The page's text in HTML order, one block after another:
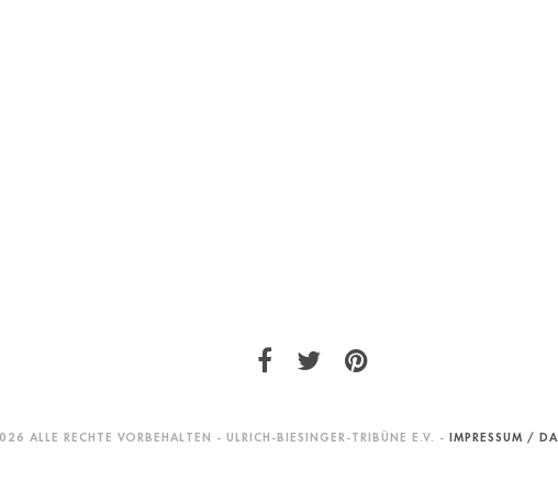
ALLE RECHTE VORBEHALTEN - ULRICH-BIESINGER-TRIBÜNE E.V. - IMPRESSUM /